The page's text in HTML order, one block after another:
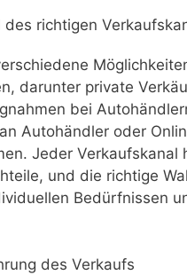
des richtigen
darunter private
bei
Autohändler oder
Jeder Verkaufskanal
und die richtige
Bedürfnissen
des Verkaufs